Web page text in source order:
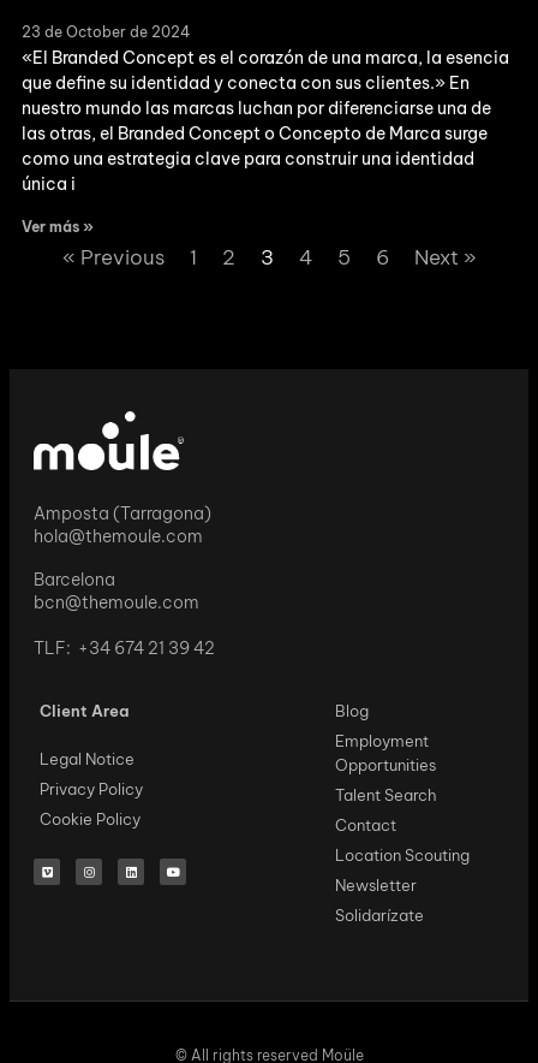
23 de October de 2024
«El Branded Concept es el corazón de una marca, la esencia
que define su identidad y conecta con sus clientes.» En
nuestro mundo las marcas luchan por diferenciarse una de
las otras, el Branded Concept o Concepto de Marca surge
como una estrategia clave para construir una identidad
única i
Ver más »
« Previous 1 2 3 4 5 6 Next »
Amposta (Tarragona)
hola@themoule.com
Barcelona
bcn@themoule.com
TLF: +34 674 21 39 42
Client Area
Legal Notice
Privacy Policy
Cookie Policy
Blog
Employment
Opportunities
Talent Search
Contact
Location Scouting
Newsletter
Solidarízate
© All rights reserved Moüle